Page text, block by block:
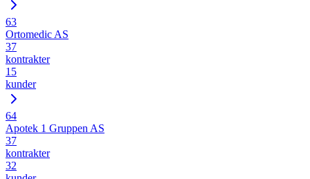
63
Ortomedic AS
37
kontrakter
15
kunder
64
Apotek 1 Gruppen AS
37
kontrakter
32